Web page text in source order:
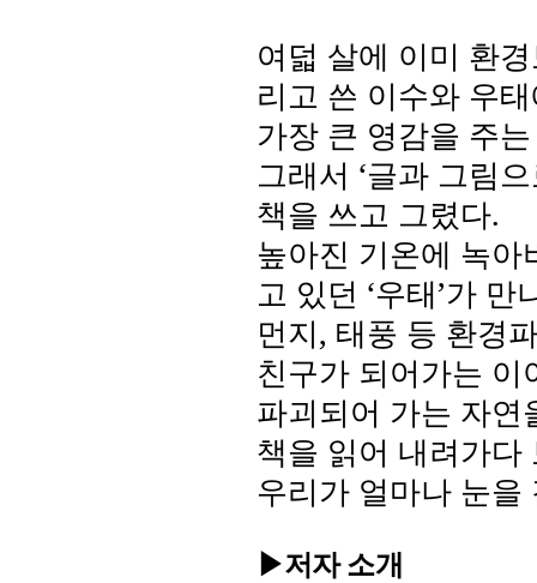
여덟 살에 이미 환
리고 쓴 이수와 우
가장 큰 영감을 주
그래서 ‘글과 그림
책을 쓰고 그렸다.
높아진 기온에 녹
고 있던 ‘우태’가
먼지, 태풍 등 환경
친구가 되어가는
파괴되어 가는 자
책을 읽어 내려가
우리가 얼마나 눈
▶저자 소개